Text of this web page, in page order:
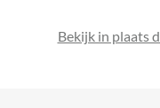
Bekijk in plaats